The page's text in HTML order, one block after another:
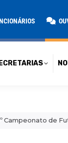
Campeonato de